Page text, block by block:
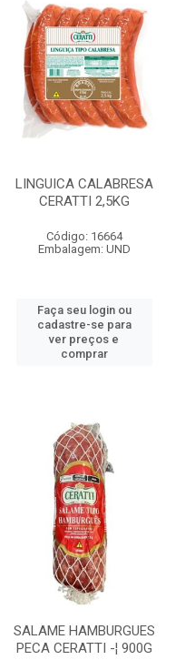
LINGUICA CALABRESA
CERATTI 2,5KG
Código: 16664
Embalagem: UND
Faça seu login ou
cadastre-se para
ver preços e
comprar
SALAME HAMBURGUES
PECA CERATTI -¦ 900G